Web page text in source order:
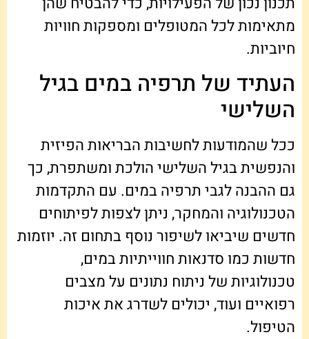
מתאימות לכל המטופלים ומספקות חוויות
חיוביות.
העתיד של תרפיה במים בגיל
השלישי
ככל שהמודעות לחשיבות הבריאות הפיזית
והנפשית בגיל השלישי הולכת ומשתפרת, כך
גם ההבנה לגבי תרפיה במים. עם התקדמות
הטכנולוגיה והמחקר, ניתן לצפות לפיתוחים
חדשים שיביאו לשיפור נוסף בתחום זה. יוזמות
חדשות כמו סדנאות חווייתיות במים,
טכנולוגיות של ניתוח נתונים על מצבים
רפואיים ועוד, יכולים לשדרג את איכות
הטיפול.